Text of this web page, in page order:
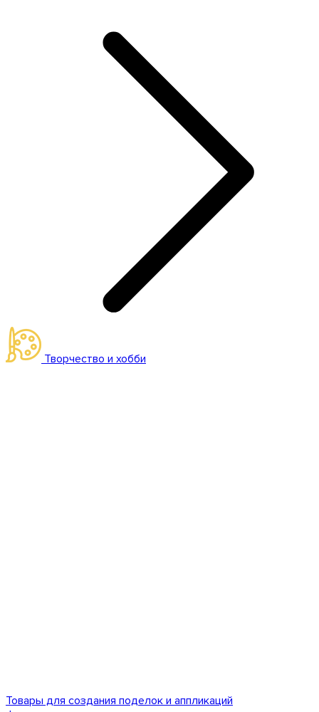
Творчество и хобби
Товары для создания поделок и аппликаций